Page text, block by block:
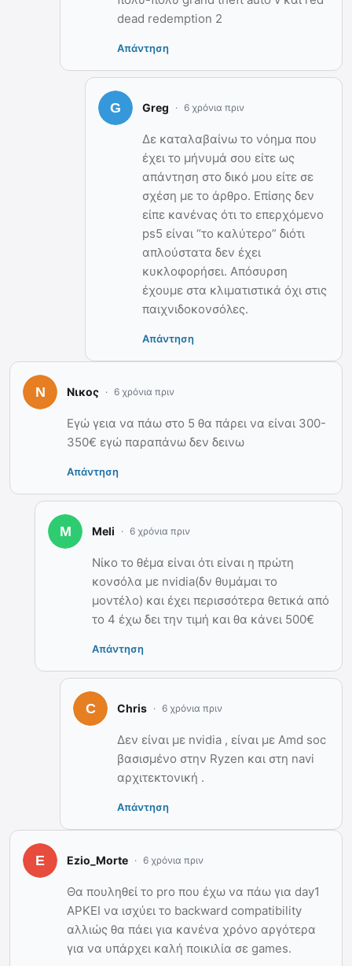
dead redemption 2
Απάντηση
Greg 6 χρόνια πριν
Δε καταλαβαίνω το νόημα που
έχει το μήνυμά σου είτε ως
απάντηση στο δικό μου είτε σε
σχέση με το άρθρο. Επίσης δεν
είπε κανένας ότι το επερχόμενο
ps5 είναι “το καλύτερο” διότι
απλούστατα δεν έχει
κυκλοφορήσει. Απόσυρση
έχουμε στα κλιματιστικά όχι στις
παιχνιδοκονσόλες.
Απάντηση
Νικος 6 χρόνια πριν
Εγώ γεια να πάω στο 5 θα πάρει να είναι 300-
350€ εγώ παραπάνω δεν δεινω
Απάντηση
Meli 6 χρόνια πριν
Νίκο το θέμα είναι ότι είναι η πρώτη
κονσόλα με nvidia(δν θυμάμαι το
μοντέλο) και έχει περισσότερα θετικά από
το 4 έχω δει την τιμή και θα κάνει 500€
Απάντηση
Chris 6 χρόνια πριν
Δεν είναι με nvidia , είναι με Amd soc
βασισμένο στην Ryzen και στη navi
αρχιτεκτονική .
Απάντηση
Ezio_Morte 6 χρόνια πριν
Θα πουληθεί το pro που έχω να πάω για day1
ΑΡΚΕΙ να ισχύει το backward compatibility
αλλιώς θα πάει για κανένα χρόνο αργότερα
για να υπάρχει καλή ποικιλία σε games.